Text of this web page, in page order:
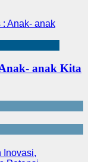
anak Kita